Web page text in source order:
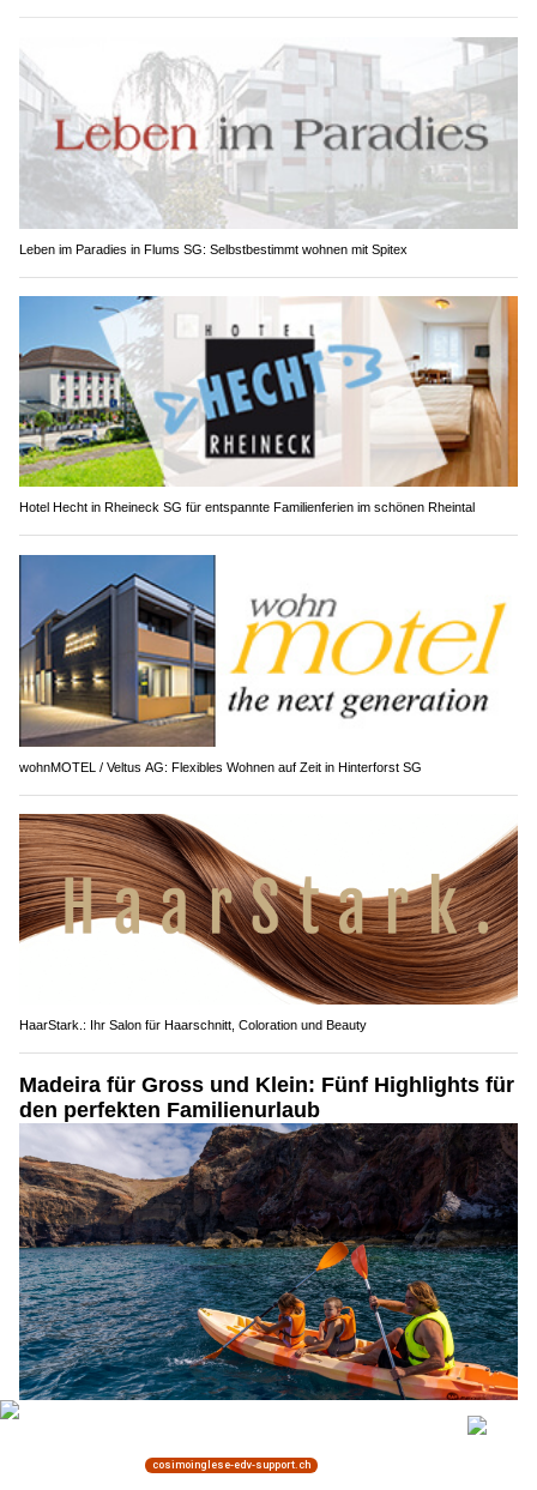
Leben im Paradies in Flums SG: Selbstbestimmt wohnen mit Spitex
Hotel Hecht in Rheineck SG für entspannte Familienferien im schönen Rheintal
wohnMOTEL / Veltus AG: Flexibles Wohnen auf Zeit in Hinterforst SG
HaarStark.: Ihr Salon für Haarschnitt, Coloration und Beauty
Madeira für Gross und Klein: Fünf Highlights für
den perfekten Familienurlaub
BELMEDIA REDAKTION